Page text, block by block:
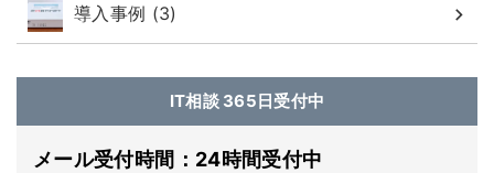
導入事例 (3)
IT相談 365日受付中
メール受付時間：24時間受付中